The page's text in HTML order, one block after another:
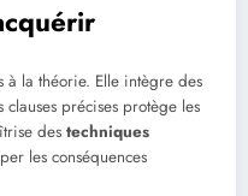
à la théorie. Elle intègre des
précises protège les
des techniques
les conséquences